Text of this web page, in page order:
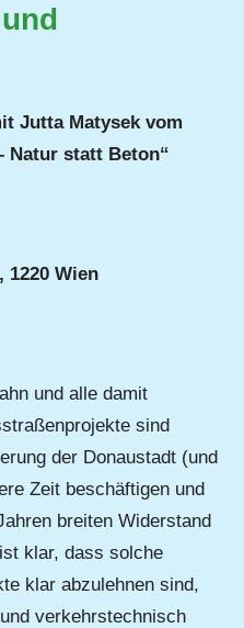
Jutta Matysek vom
Natur statt Beton“
1220 Wien
und alle damit
sind
der Donaustadt (und
Zeit beschäftigen und
breiten Widerstand
klar, dass solche
klar abzulehnen sind,
verkehrstechnisch